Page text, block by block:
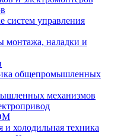
систем управления
монтажа, наладки и
общепромышленных
механизмов
и холодильная техника